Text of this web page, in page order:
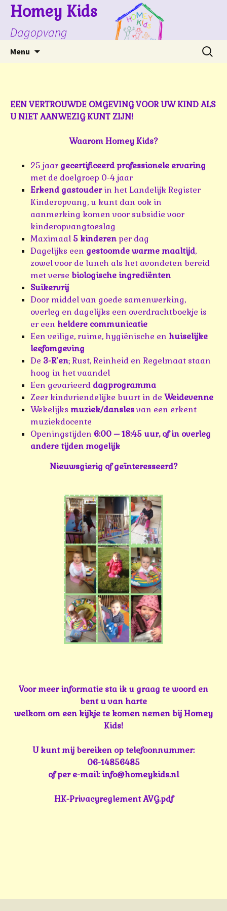
Homey Kids
Dagopvang
Menu
naar:
EEN VERTROUWDE OMGEVING VOOR UW KIND ALS
U NIET AANWEZIG KUNT ZIJN!
Waarom Homey Kids?
25 jaar gecertificeerdprofessionele ervaring
met de doelgroep 0-4 jaar
Erkend gastouderin het Landelijk Register
Kinderopvang, u kunt dan ook in
aanmerking komen voor subsidie voor
kinderopvangtoeslag
Maximaal 5 kinderen per dag
Dagelijks een gestoomde warme maaltijd,
zowel voor de lunch als het avondeten bereid
met verse biologische ingrediënten
Suikervrij
Door middel van goede samenwerking,
overleg en dagelijks een overdrachtboekje is
er een heldere communicatie
Een veilige, ruime, hygiënische en huiselijke
leefomgeving
De 3-R’en; Rust, Reinheid en Regelmaat staan
hoog in het vaandel
Een gevarieerd dagprogramma
Zeer kindvriendelijke buurt in de Weidevenne
Wekelijks muziek/danslesvan een erkent
muziekdocente
Openingstijden 6:00 – 18:45 uur, of in overleg
andere tijden mogelijk
Nieuwsgierig of geïnteresseerd?
Voor meer informatie sta ik u graag te woord en
bent u van harte
welkom om een kijkje te komen nemen bij Homey
Kids!
U kunt mij bereiken op telefoonnummer:
06-14856485
of per e-mail: info@homeykids.nl
HK-Privacyreglement AVG.pdf